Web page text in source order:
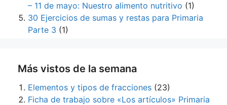
– 11 de mayo: Nuestro alimento nutritivo (1)
30 Ejercicios de sumas y restas para Primaria
Parte 3 (1)
Más vistos de la semana
Elementos y tipos de fracciones (23)
Ficha de trabajo sobre «Los artículos» Primaria